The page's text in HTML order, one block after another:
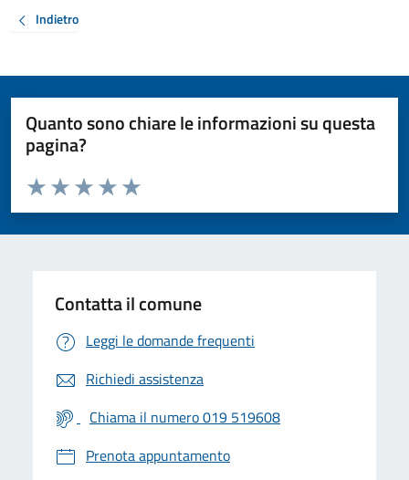
Indietro
Quanto sono chiare le informazioni su questa
pagina?
Valuta da 1 a 5 stelle la pagina
Valuta 5 stelle su 5
Valuta 4 stelle su 5
Valuta 3 stelle su 5
Valuta 2 stelle su 5
Valuta 1 stelle su 5
Contatta il comune
Leggi le domande frequenti
Richiedi assistenza
Chiama il numero 019 519608
Prenota appuntamento